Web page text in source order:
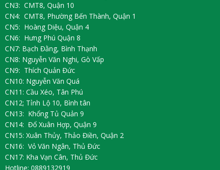
CN3: CMT8, Quận 10
CN4: CMT8, Phường Bến Thành, Quận 1
CN5: Hoàng Diệu, Quận 4
CN6: Hưng Phú Quận 8
CN7: Bạch Đằng, Bình Thạnh
CN8: Nguyễn Văn Nghi, Gò Vấp
CN9: Thích Quản Đức
CN10: Nguyễn Văn Quá
CN11: Cầu Xéo, Tân Phú
CN12; Tỉnh Lộ 10, Bình tân
CN13: Khổng Tủ Quản 9
CN14: Đổ Xuân Hợp, Quận 9
CN15: Xuân Thủy, Thảo Điền, Quận 2
CN16: Vỏ Văn Ngân, Thủ Đức
CN17: Kha Vạn Cân, Thủ Đức
Hotline: 0889132919